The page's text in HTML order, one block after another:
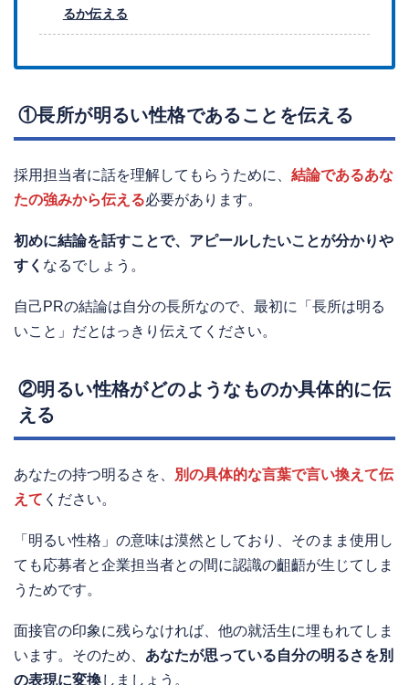
るか伝える
①長所が明るい性格であることを伝える
採用担当者に話を理解してもらうために、 結論であるあな
たの強みから伝える必要があります。
初めに結論を話すことで、アピールしたいことが分かりや
すく なるでしょう。
自己PRの結論は自分の長所なので、最初に「長所は明る
いこと」だとはっきり伝えてください。
②明るい性格がどのようなものか具体的に伝
える
あなたの持つ明るさを、
別の具体的な言葉で言い換えて伝
えて ください。
「明るい性格」の意味は漠然としており、そのまま使用し
ても応募者と企業担当者との間に認識の齟齬が生じてしま
うためです。
面接官の印象に残らなければ、他の就活生に埋もれてしま
います。そのため、 あなたが思っている自分の明るさを別
の表現に変換しましょう。